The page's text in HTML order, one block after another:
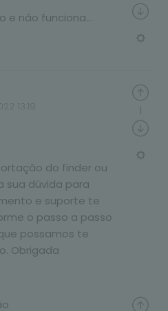
e não funciona...
13:19
do finder ou
sua dúvida para
e suporte te
o passo a passo
possamos te
Obrigada
1